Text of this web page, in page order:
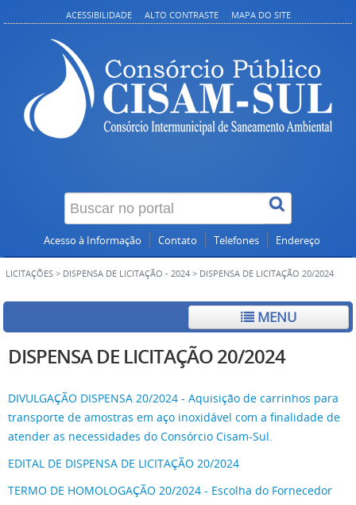
ACESSIBILIDADE ALTO CONTRASTE MAPA DO SITE
Acesso à Informação Contato Telefones Endereço
LICITAÇÕES > DISPENSA DE LICITAÇÃO - 2024 > DISPENSA DE LICITAÇÃO 20/2024
MENU
DISPENSA DE LICITAÇÃO 20/2024
DIVULGAÇÃO DISPENSA 20/2024 - Aquisição de carrinhos para
transporte de amostras em aço inoxidável com a finalidade de
atender as necessidades do Consórcio Cisam-Sul.
EDITAL DE DISPENSA DE LICITAÇÃO 20/2024
TERMO DE HOMOLOGAÇÃO 20/2024 - Escolha do Fornecedor